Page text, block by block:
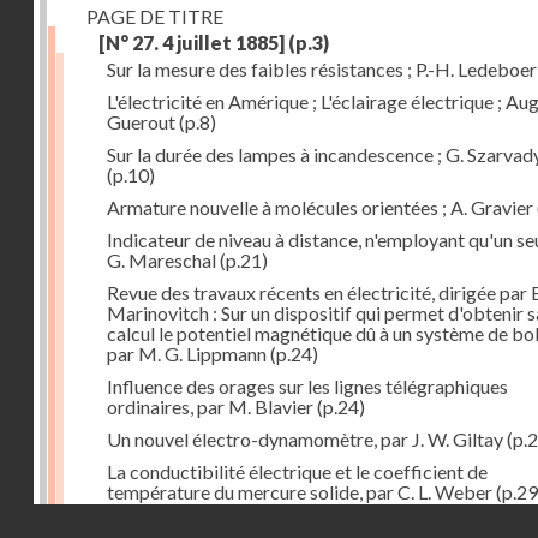
PAGE DE TITRE
[N° 27. 4 juillet 1885] (p.3)
Sur la mesure des faibles résistances ; P.-H. Ledeboer
L'électricité en Amérique ; L'éclairage électrique ;
Guerout(p.8)
Sur la durée des lampes à incandescence ; G.
(p.10)
Armature nouvelle à molécules orientées ; A. Gravier
Indicateur de niveau à distance, n'employant qu'un
G. Mareschal(p.21)
Revue des travaux récents en électricité, dirigée par
Marinovitch : Sur un dispositif qui permet d'obtenir
calcul le potentiel magnétique dû à un système de
par M. G. Lippmann(p.24)
Influence des orages sur les lignes télégraphiques
ordinaires, par M. Blavier(p.24)
Un nouvel électro-dynamomètre, par J. W. Giltay
La conductibilité électrique et le coefficient de
température du mercure solide, par C. L. Weber